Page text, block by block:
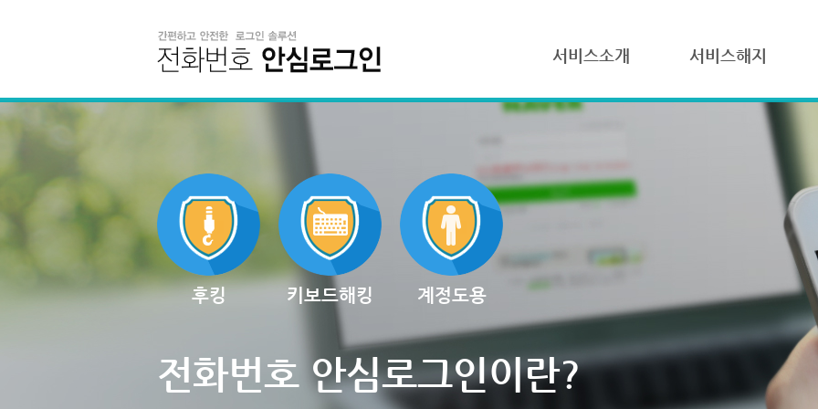
서비스소개 서비스해지
후킹 키보드해킹 계정도용
전화번호 안심로그인이란?